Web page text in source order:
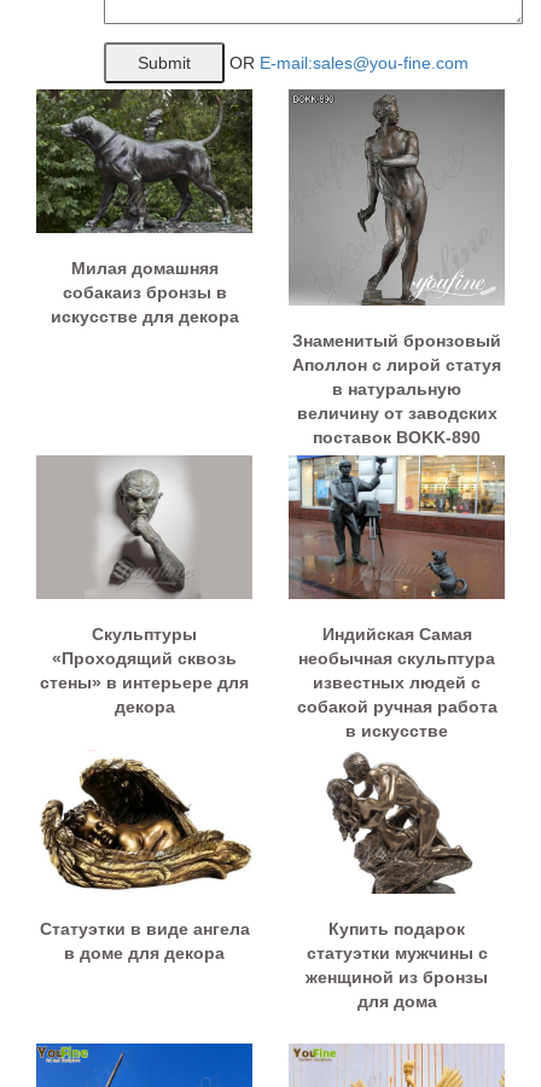
OR E-mail:sales@you-fine.com
Милая домашняя
собакаиз бронзы в
искусстве для декора
Знаменитый бронзовый
Аполлон с лирой статуя
в натуральную
величину от заводских
поставок BOKK-890
Скульптуры
«Проходящий сквозь
стены» в интерьере для
декора
Индийская Самая
необычная скульптура
известных людей с
собакой ручная работа
в искусстве
Статуэтки в виде ангела
в доме для декора
Купить подарок
статуэтки мужчины с
женщиной из бронзы
для дома